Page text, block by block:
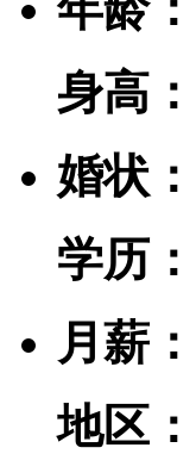
身高：
婚状：
学历：
月薪：
地区：